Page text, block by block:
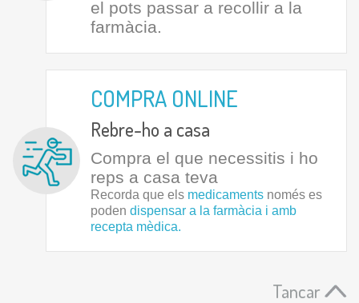
el pots passar a recollir a la
farmàcia.
COMPRA ONLINE
Rebre-ho a casa
Compra el que necessitis i ho
reps a casa teva
Recorda que els medicaments només es
poden dispensar a la farmàcia i amb
recepta mèdica.
Tancar